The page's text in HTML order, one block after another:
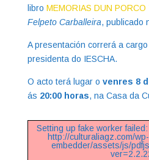
libro MEMORIAS DUN PORCO
Felpeto Carballeira, publicado
A presentación correrá a cargo
presidenta do IESCHA.
O acto terá lugar o venres 8
ás 20:00 horas, na Casa da
Setting up fake worker
http://culturaliagz.com/
embedder/assets/js/